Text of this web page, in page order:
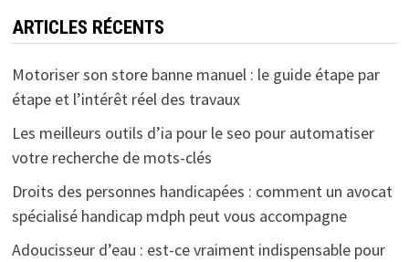
ARTICLES RÉCENTS
Motoriser son store banne manuel : le guide étape par
étape et l’intérêt réel des travaux
Les meilleurs outils d’ia pour le seo pour automatiser
votre recherche de mots-clés
Droits des personnes handicapées : comment un avocat
spécialisé handicap mdph peut vous accompagne
Adoucisseur d’eau : est-ce vraiment indispensable pour